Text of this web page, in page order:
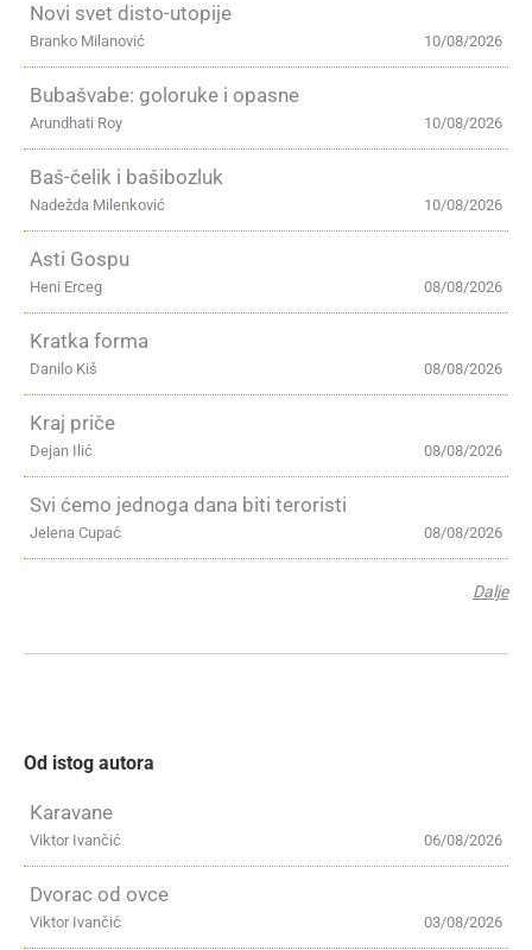
Novi svet disto-utopije
10/08/2026
Branko Milanović
Bubašvabe: goloruke i opasne
10/08/2026
Arundhati Roy
Baš-čelik i bašibozluk
10/08/2026
Nadežda Milenković
Asti Gospu
08/08/2026
Heni Erceg
Kratka forma
08/08/2026
Danilo Kiš
Kraj priče
08/08/2026
Dejan Ilić
Svi ćemo jednoga dana biti teroristi
08/08/2026
Jelena Cupać
Dalje
Od istog autora
Karavane
06/08/2026
Viktor Ivančić
Dvorac od ovce
03/08/2026
Viktor Ivančić